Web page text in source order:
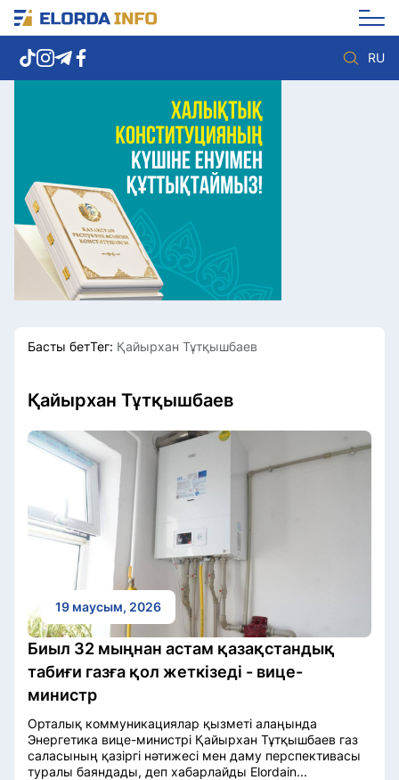
RU
Елорда жаңалықтары
Көзқарас
Саясат
Видео
Әлеумет
Экономика
Спорт
Мәдениет
Басты бетТег: Қайырхан Тұтқышбаев
Қайырхан Тұтқышбаев
19 маусым, 2026
Биыл 32 мыңнан астам қазақстандық
табиғи газға қол жеткізеді - вице-
министр
Орталық коммуникациялар қызметі алаңында
Энергетика вице-министрі Қайырхан Тұтқышбаев газ
саласының қазіргі нәтижесі мен даму перспективасы
туралы баяндады, деп хабарлайды Elordain...